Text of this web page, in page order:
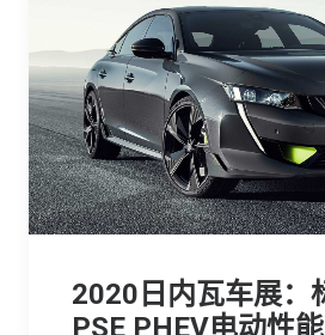
2020日内瓦车展：
PSE PHEV电动性